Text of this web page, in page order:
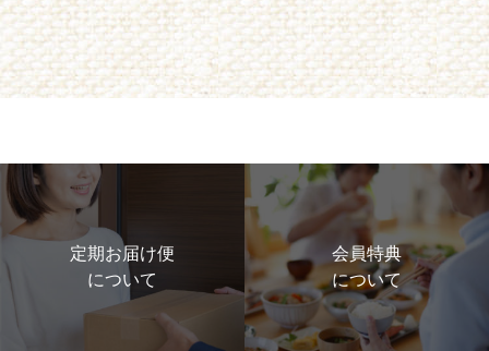
定期お届け便
について
会員特典
について